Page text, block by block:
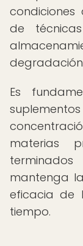
de
Es
materias
mantenga
eficacia de
tiempo.